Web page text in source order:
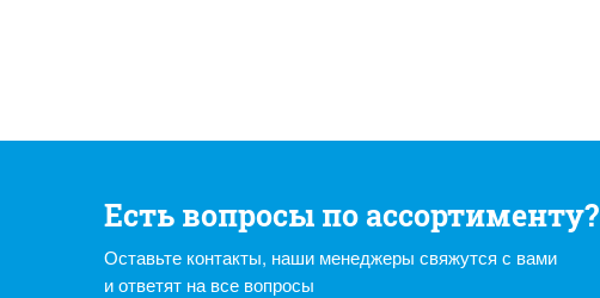
Есть вопросы по ассортименту?
Оставьте контакты, наши менеджеры свяжутся с вами
и ответят на все вопросы